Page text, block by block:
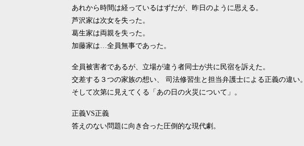
あれから時間は経っているはずだが、昨日のように思える。
芦沢家は次女を失った。
葛生家は両親を失った。
加藤家は…全員無事であった。
全員被害者であるが、立場が違う者同士が共に民宿を訴えた。
交差する３つの家族の想い、 司法修習生と担当弁護士による正義の違い。
そして次第に見えてくる「あの日の火災について」。
正義VS正義
答えのない問題に向き合った圧倒的な現代劇。